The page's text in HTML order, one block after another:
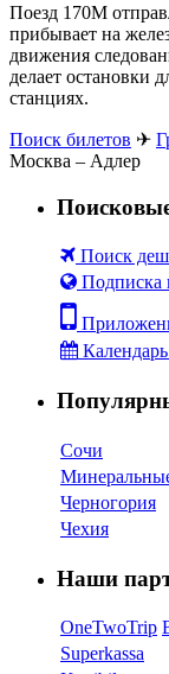
Поезд 170М
прибывает на
движения
делает остановки
станциях.
Поиск билетов ✈
Москва – Адлер
Поиск
Подписка
Сочи
Черногория
Чехия
Наши
OneTwoTrip
Superkassa